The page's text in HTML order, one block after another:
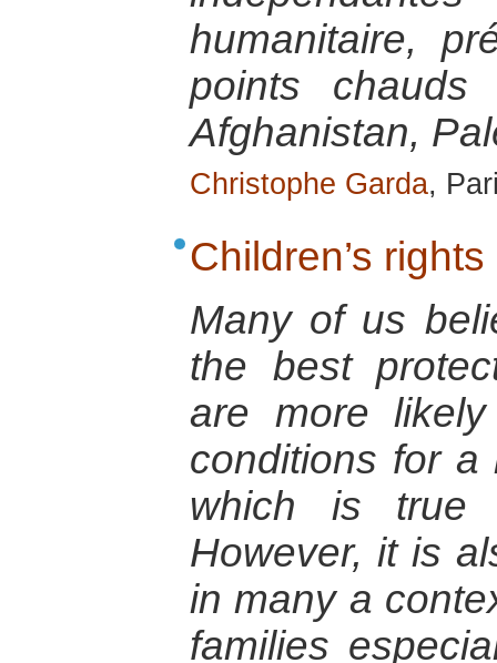
humanitaire,
points chauds
Afghanistan,
Christophe Garda,
Children’s rights
Many of us
the best
are more
conditions for a
which is true
However, it is
in many a
families